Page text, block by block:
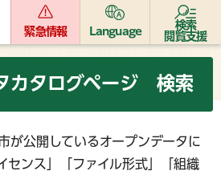
緊急情報 Language
検索
閲覧支援
カタログページ 検索
が公開しているオープンデータに
センス」「ファイル形式」「組織